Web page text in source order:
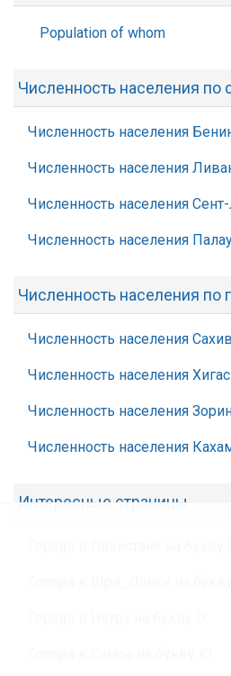
Population of whom
Численность населения по
Численность населения
Численность населения
Численность населения
Численность населения
Численность населения по
Численность населения
Численность населения
Численность населения
Численность населения
Интересные страницы